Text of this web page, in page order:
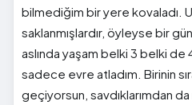
bilmediğim bir yere kovaladı.
saklanmışlardır, öyleyse bir
aslında yaşam belki 3 belki
sadece evre atladım. Birinin
geçiyorsun, savdıklarımdan